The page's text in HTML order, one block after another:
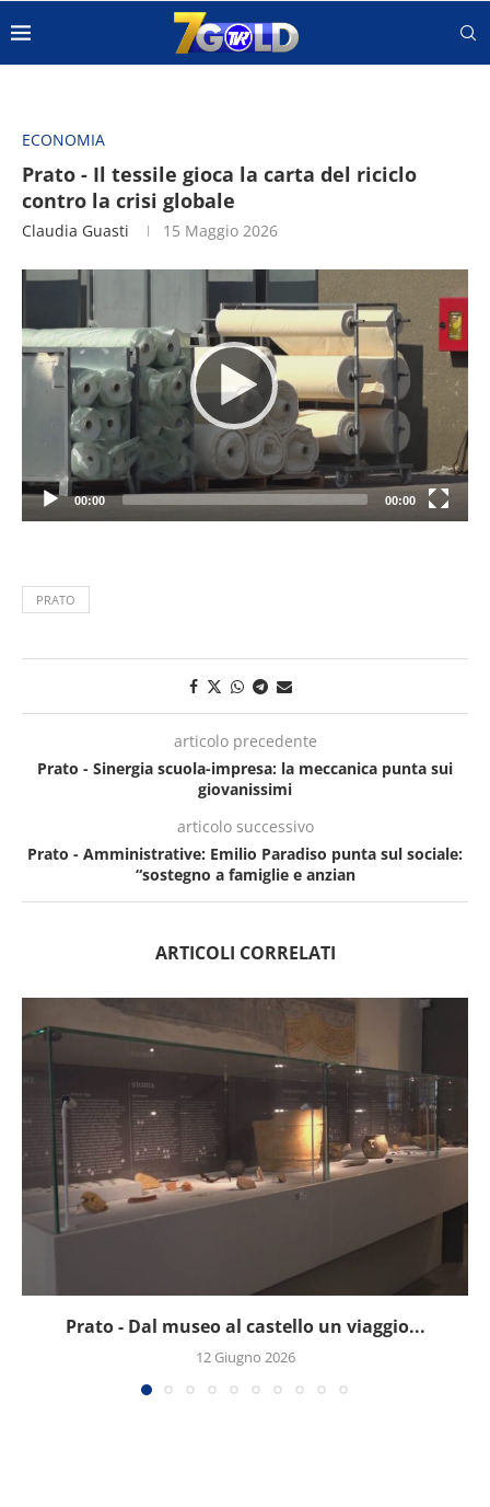
ECONOMIA
Prato - Il tessile gioca la carta del riciclo
contro la crisi globale
Claudia Guasti 15 Maggio 2026
Video
00:00 00:00
PRATO
articolo precedente
Prato - Sinergia scuola-impresa: la meccanica punta sui
giovanissimi
articolo successivo
Prato - Amministrative: Emilio Paradiso punta sul sociale:
“sostegno a famiglie e anzian
ARTICOLI CORRELATI
Prato - Dal museo al castello un viaggio...
12 Giugno 2026